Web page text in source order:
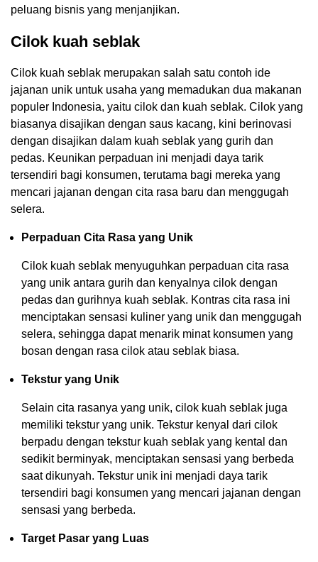
peluang bisnis yang menjanjikan.
Cilok kuah seblak
Cilok kuah seblak merupakan salah satu contoh ide
jajanan unik untuk usaha yang memadukan dua makanan
populer Indonesia, yaitu cilok dan kuah seblak. Cilok yang
biasanya disajikan dengan saus kacang, kini berinovasi
dengan disajikan dalam kuah seblak yang gurih dan
pedas. Keunikan perpaduan ini menjadi daya tarik
tersendiri bagi konsumen, terutama bagi mereka yang
mencari jajanan dengan cita rasa baru dan menggugah
selera.
Perpaduan Cita Rasa yang Unik
Cilok kuah seblak menyuguhkan perpaduan cita rasa
yang unik antara gurih dan kenyalnya cilok dengan
pedas dan gurihnya kuah seblak. Kontras cita rasa ini
menciptakan sensasi kuliner yang unik dan menggugah
selera, sehingga dapat menarik minat konsumen yang
bosan dengan rasa cilok atau seblak biasa.
Tekstur yang Unik
Selain cita rasanya yang unik, cilok kuah seblak juga
memiliki tekstur yang unik. Tekstur kenyal dari cilok
berpadu dengan tekstur kuah seblak yang kental dan
sedikit berminyak, menciptakan sensasi yang berbeda
saat dikunyah. Tekstur unik ini menjadi daya tarik
tersendiri bagi konsumen yang mencari jajanan dengan
sensasi yang berbeda.
Target Pasar yang Luas